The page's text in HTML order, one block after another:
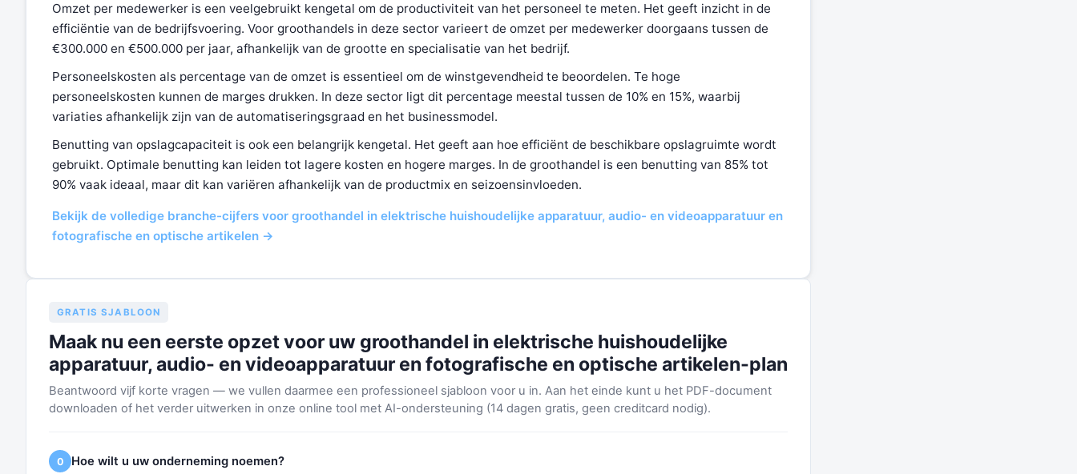
Omzet per medewerker is een veelgebruikt kengetal om de productiviteit van het personeel te meten. Het geeft inzicht in de
efficiëntie van de bedrijfsvoering. Voor groothandels in deze sector varieert de omzet per medewerker doorgaans tussen de
€300.000 en €500.000 per jaar, afhankelijk van de grootte en specialisatie van het bedrijf.
Personeelskosten als percentage van de omzet is essentieel om de winstgevendheid te beoordelen. Te hoge
personeelskosten kunnen de marges drukken. In deze sector ligt dit percentage meestal tussen de 10% en 15%, waarbij
variaties afhankelijk zijn van de automatiseringsgraad en het businessmodel.
Benutting van opslagcapaciteit is ook een belangrijk kengetal. Het geeft aan hoe efficiënt de beschikbare opslagruimte wordt
gebruikt. Optimale benutting kan leiden tot lagere kosten en hogere marges. In de groothandel is een benutting van 85% tot
90% vaak ideaal, maar dit kan variëren afhankelijk van de productmix en seizoensinvloeden.
Bekijk de volledige branche-cijfers voor groothandel in elektrische huishoudelijke apparatuur, audio- en videoapparatuur en
fotografische en optische artikelen →
GRATIS SJABLOON
Maak nu een eerste opzet voor uw groothandel in elektrische huishoudelijke
apparatuur, audio- en videoapparatuur en fotografische en optische artikelen-plan
Beantwoord vijf korte vragen — we vullen daarmee een professioneel sjabloon voor u in. Aan het einde kunt u het PDF-document
downloaden of het verder uitwerken in onze online tool met AI-ondersteuning (14 dagen gratis, geen creditcard nodig).
0 Hoe wilt u uw onderneming noemen?